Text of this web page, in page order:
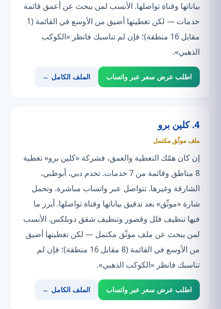
بياناتها وقناة تواصلها. الأنسب لمن يبحث عن أعمق قائمة
خدمات — لكن تغطيتها أضيق من الأوسع في القائمة (1
مقابل 16 منطقة)؛ فإن لم تناسبك فانظر «الكوكب
الذهبي».
اطلب عرض سعر عبر واتساب الملف الكامل ←
4. كلين برو
ملف موثّق مكتمل
إن كان همّك التغطية والعمق، فشركة «كلين برو» تغطية
8 مناطق وقائمة من 7 خدمات. تخدم دبي، أبوظبي،
الشارقة وغيرها. تتواصل عبر واتساب مباشرة. وتحمل
شارة «موثّق» بعد تدقيق بياناتها وقناة تواصلها. أبرز ما
فيها تنظيف فلل وقصور وتنظيف شقق دوبلكس. الأنسب
لمن يبحث عن ملف موثّق مكتمل — لكن تغطيتها أضيق
من الأوسع في القائمة (8 مقابل 16 منطقة)؛ فإن لم
تناسبك فانظر «الكوكب الذهبي».
اطلب عرض سعر عبر واتساب الملف الكامل ←